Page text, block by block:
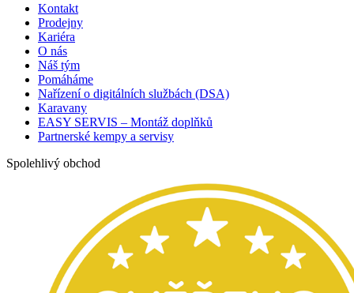
Kontakt
Prodejny
Kariéra
O nás
Náš tým
Pomáháme
Nařízení o digitálních službách (DSA)
Karavany
EASY SERVIS – Montáž doplňků
Partnerské kempy a servisy
Spolehlivý obchod